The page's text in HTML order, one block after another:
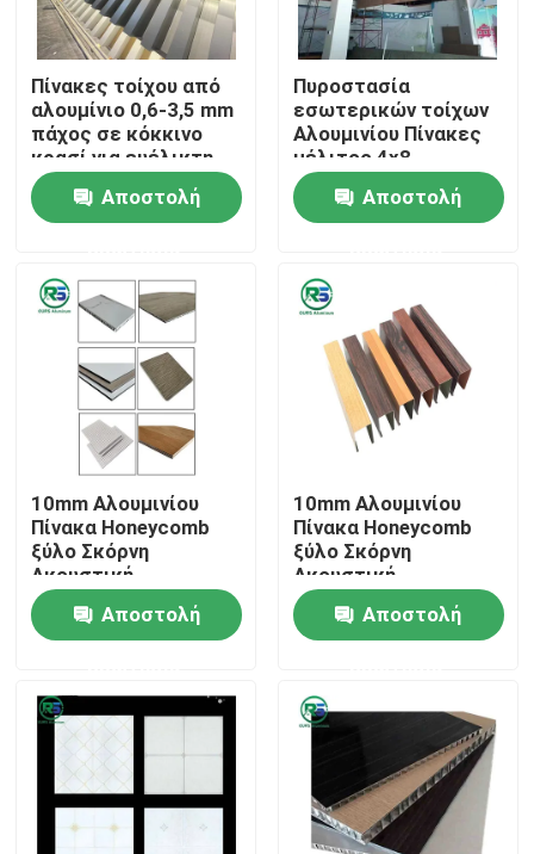
Σπίτι
Εμφάνιση VR
Περίπου εμείς
Γύρος εργοστασίων
Ποιοτικός έλεγχος
Μας ελάτε σε επαφή με
Ζητήστε ένα απόσπασμα
Επιτροπές τοίχων αργιλίου
Κυψελωτή επιτροπή αργιλίου
Πίνακες τοίχου από
αλουμίνιο 0,6-3,5 mm
πάχος σε κόκκινο
κρασί για ευέλικτη
προστασία και
ρυθμιζόμενο ύψος
όρασης
Αποστολή
Πυροστασία
εσωτερικών τοίχων
Αλουμινίου Πίνακες
μέλιτος 4x8
Αλουμινίου
Αρχιτεκτονικά
πλακάκια Tegular
Αποστολή
10mm Αλουμινίου
Πίνακα Honeycomb
ξύλο Σκόρνη
Ακουστική
γεμίζοντας ξύλινο
Πίνακα 4x8Αποστολή
10mm Αλουμινίου
Πίνακα Honeycomb
ξύλο Σκόρνη
Ακουστική
γεμίζοντας ξύλινο
Πίνακα 4x8Αποστολή